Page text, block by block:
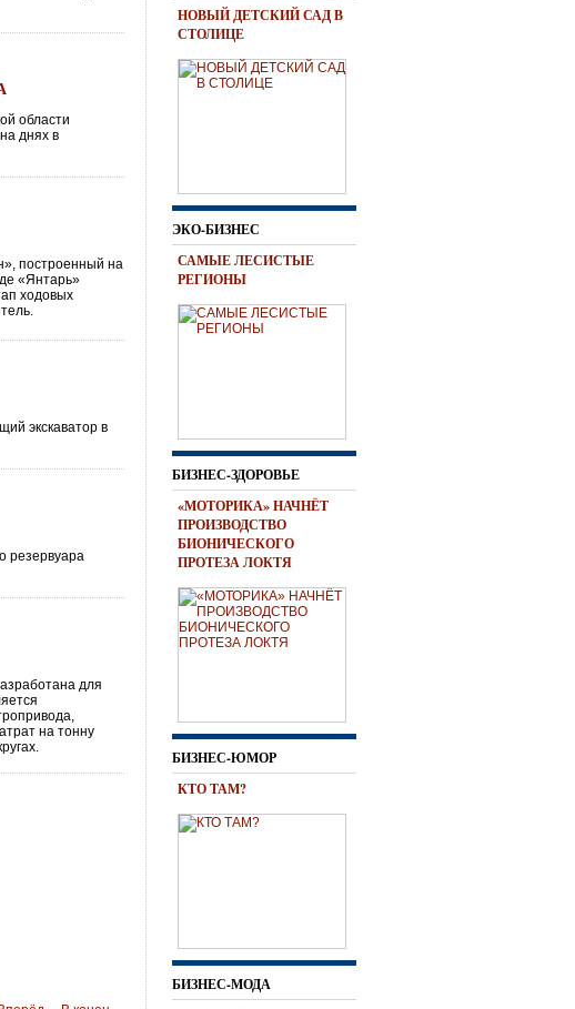
области
днях в
построенный на
«Янтарь»
ходовых
экскаватор в
резервуара
для
на тонну
НОВЫЙ ДЕТСКИЙ САД В
СТОЛИЦЕ
ЭКО-БИЗНЕС
САМЫЕ ЛЕСИСТЫЕ
РЕГИОНЫ
БИЗНЕС-ЗДОРОВЬЕ
«МОТОРИКА» НАЧНЁТ
ПРОИЗВОДСТВО
БИОНИЧЕСКОГО
ПРОТЕЗА ЛОКТЯ
БИЗНЕС-ЮМОР
КТО ТАМ?
БИЗНЕС-МОДА